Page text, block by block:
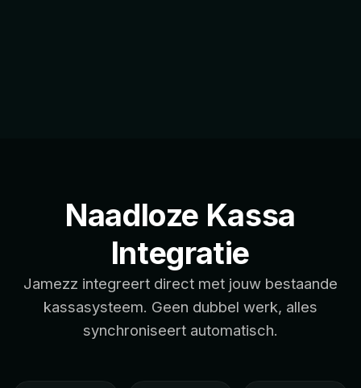
Naadloze Kassa
Integratie
Jamezz integreert direct met jouw bestaande
kassasysteem. Geen dubbel werk, alles
synchroniseert automatisch.